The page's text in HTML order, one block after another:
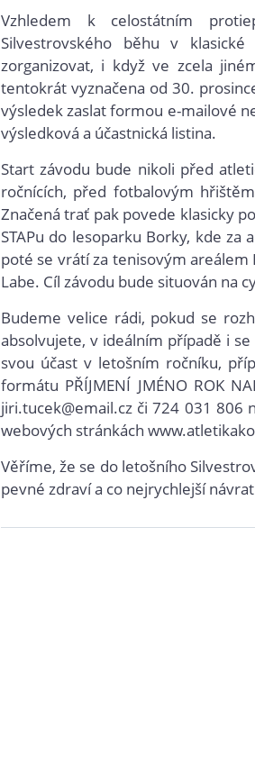
Vzhledem k celostátním
Silvestrovského běhu v
zorganizovat, i když ve zcela
tentokrát vyznačena od 30.
výsledek zaslat formou e-mailové
výsledková a účastnická listina.
Start závodu bude nikoli před
ročnících, před fotbalovým
Značená trať pak povede klasicky
STAPu do lesoparku Borky, kde
poté se vrátí za tenisovým areálem
Labe. Cíl závodu bude situován na
Budeme velice rádi, pokud se
absolvujete, v ideálním případě i
svou účast v letošním ročníku,
formátu PŘÍJMENÍ JMÉNO ROK
jiri.tucek@email.cz či 724 031 806
webových stránkách
Věříme, že se do letošního
pevné zdraví a co nejrychlejší